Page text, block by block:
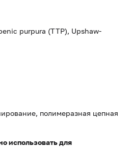
purpura (TTP), Upshaw-
полимеразная цепная
использовать для